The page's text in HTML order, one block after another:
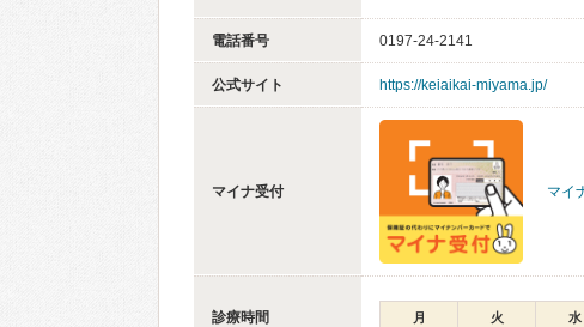
電話番号 0197-24-2141
公式サイト https://keiaikai-miyama.jp/
マイナ受付 マイ
診療時間 月 火 水